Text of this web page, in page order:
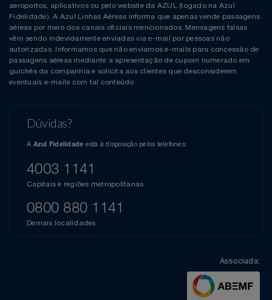
aeroportos, aplicativos ou pelo website da AZUL (logado na Azul
Fidelidade). A Azul Linhas Aéreas informa que apenas vende passagens
aéreas por meio dos canais oficiais mencionados. Mensagens falsas
vêm sendo indevidamente enviadas via e-mail por pessoas não
autorizadas. Informamos que não enviamos e-mails para concessão de
passagens aéreas mediante a apresentação de cupom numerado em
guichês da companhia e solicita aos clientes que desconsiderem
eventuais e-mails com tal conteúdo.
Dúvidas?
A Azul Fidelidade está à disposição pelos telefones:
4003 1141
Capitais e regiões metropolitanas
0800 880 1141
Demais localidades
Associada: